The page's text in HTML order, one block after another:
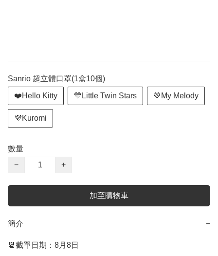
Sanrio 超立體口罩(1盒10個)
❤️Hello Kitty 💛Little Twin Stars 💚My Melody
💜Kuromi
數量
−
+
加至購物車
簡介 −
📆截單日期：8月8日